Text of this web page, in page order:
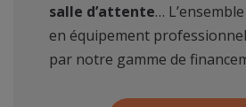
salle d’attente…
en équipement
par notre gamme de